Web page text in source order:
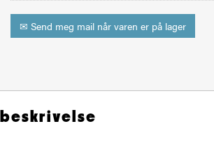
✉ Send meg mail når varen er på lager
beskrivelse